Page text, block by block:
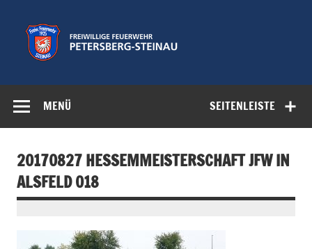
springen
Feuerwehr
Petersberg-
SEITENLEISTE
MENÜ
20170827 HESSEMMEISTERSCHAFT JFW IN
ALSFELD 018